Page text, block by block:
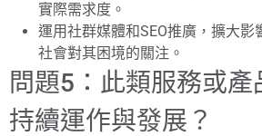
實際需求度。
運用社群媒體和SEO推廣，擴大影
社會對其困境的關注。
問題5：此類服務或產
持續運作與發展？